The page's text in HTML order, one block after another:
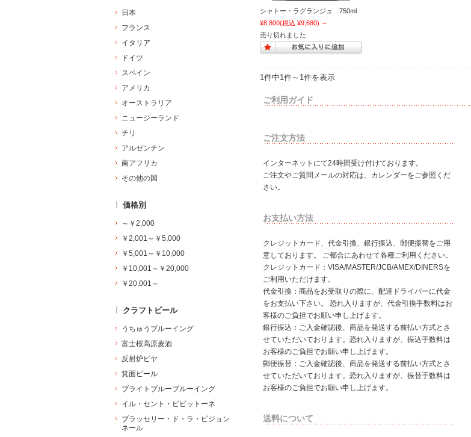
シャトー・ラグランジュ 750ml
¥8,800(税込 ¥9,680) ～
売り切れました
1件中1件～1件を表示
ご利用ガイド
ご注文方法
インターネットにて24時間受け付けております。
ご注文やご質問メールの対応は、カレンダーをご参照くだ
さい。
お支払い方法
クレジットカード、代金引換、銀行振込、郵便振替をご用
意しております。 ご都合にあわせて各種ご利用ください。
クレジットカード：VISA/MASTER/JCB/AMEX/DINERSを
ご利用いただけます。
代金引換：商品をお受取りの際に、配達ドライバーに代金
をお支払い下さい。 恐れ入りますが、代金引換手数料はお
客様のご負担でお願い申し上げます。
銀行振込：ご入金確認後、商品を発送する前払い方式とさ
せていただいております。恐れ入りますが、振込手数料は
お客様のご負担でお願い申し上げます。
郵便振替：ご入金確認後、商品を発送する前払い方式とさ
せていただいております。恐れ入りますが、振替手数料は
お客様のご負担でお願い申し上げます。
送料について
日本
フランス
イタリア
ドイツ
スペイン
アメリカ
オーストラリア
ニュージーランド
チリ
アルゼンチン
南アフリカ
その他の国
価格別
～￥2,000
￥2,001～￥5,000
￥5,001～￥10,000
￥10,001～￥20,000
￥20,001～
クラフトビール
うちゅうブルーイング
富士桜高原麦酒
反射炉ビヤ
箕面ビール
ブライトブルーブルーイング
イル・セント・ビビットーネ
ブラッセリー・ド・ラ・ピジョン
ネール